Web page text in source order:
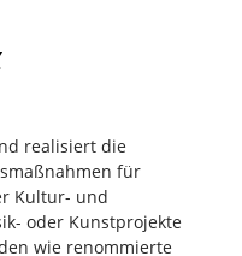
realisiert die
für
Kultur- und
oder Kunstprojekte
wie renommierte